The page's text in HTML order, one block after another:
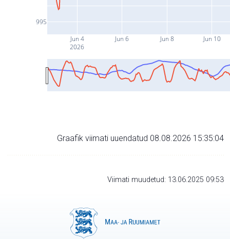
Jun 4
2026
Jun 6 Jun 8 Jun 10
995
Graafik viimati uuendatud 08.08.2026 15:35:04
Viimati muudetud: 13.06.2025 09:53